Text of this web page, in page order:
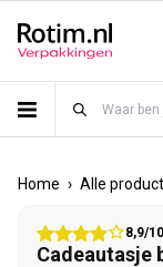
Home › Alle
8,9/10
Cadeautasje